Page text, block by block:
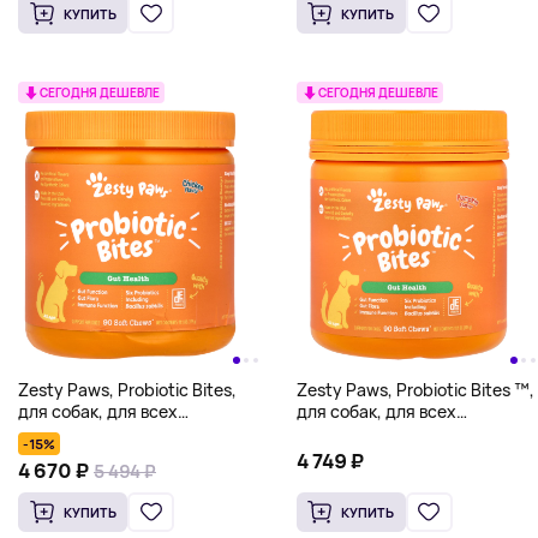
КУПИТЬ КУПИТЬ
СЕГОДНЯ ДЕШЕВЛЕ
Zesty Paws, Probiotic Bites,
для собак, для всех
возрастов, курица, 90
жевательных таблеток, 315 г
(11,1 унции)
-15%
4 670 ₽ 5 494 ₽
КУПИТЬ
СЕГОДНЯ ДЕШЕВЛЕ
Zesty Paws, Probiotic Bites ™,
для собак, для всех
жевательных таблеток, 315 г
(11,1 унции)
4 749 ₽
КУПИТЬ